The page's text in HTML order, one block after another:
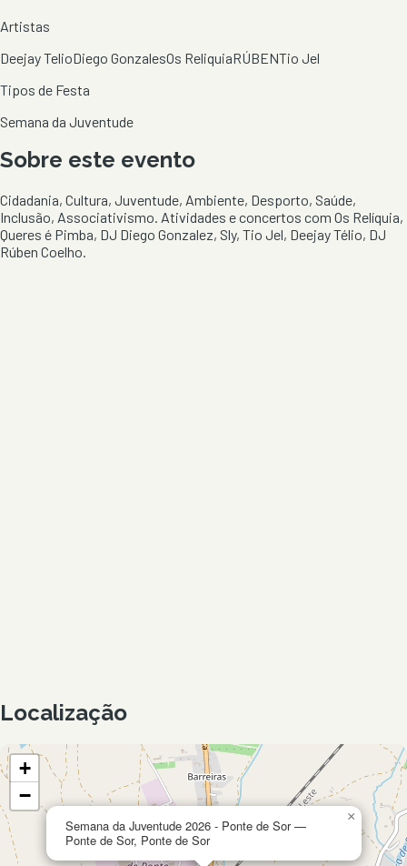
Artistas
Deejay TelioDiego GonzalesOs ReliquiaRÚBENTio Jel
Tipos de Festa
Semana da Juventude
Sobre este evento
Cidadania, Cultura, Juventude, Ambiente, Desporto, Saúde,
Inclusão, Associativismo. Atividades e concertos com Os Relíquia,
Queres é Pimba, DJ Diego Gonzalez, Sly, Tio Jel, Deejay Télio, DJ
Rúben Coelho.
Localização
Semana da Juventude 2026 - Ponte de Sor —
Ponte de Sor, Ponte de Sor
×
+
−